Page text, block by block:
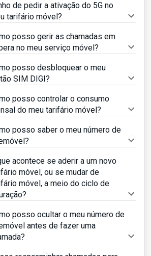
de pedir a ativação do 5G no
tarifário móvel?
posso gerir as chamadas em
no meu serviço móvel?
posso desbloquear o meu
SIM DIGI?
posso controlar o consumo
do meu tarifário móvel?
posso saber o meu número de
acontece se aderir a um novo
móvel, ou se mudar de
móvel, a meio do ciclo de
posso ocultar o meu número de
antes de fazer uma